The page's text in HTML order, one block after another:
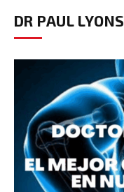
DR PAUL LYONS